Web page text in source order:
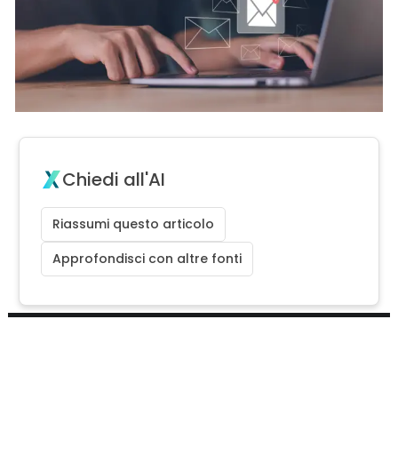
Chiedi all'AI
Riassumi questo articolo
Approfondisci con altre fonti